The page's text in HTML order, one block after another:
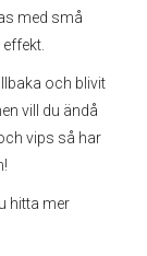
med små
och blivit
vill du ändå
vips så har
hitta mer